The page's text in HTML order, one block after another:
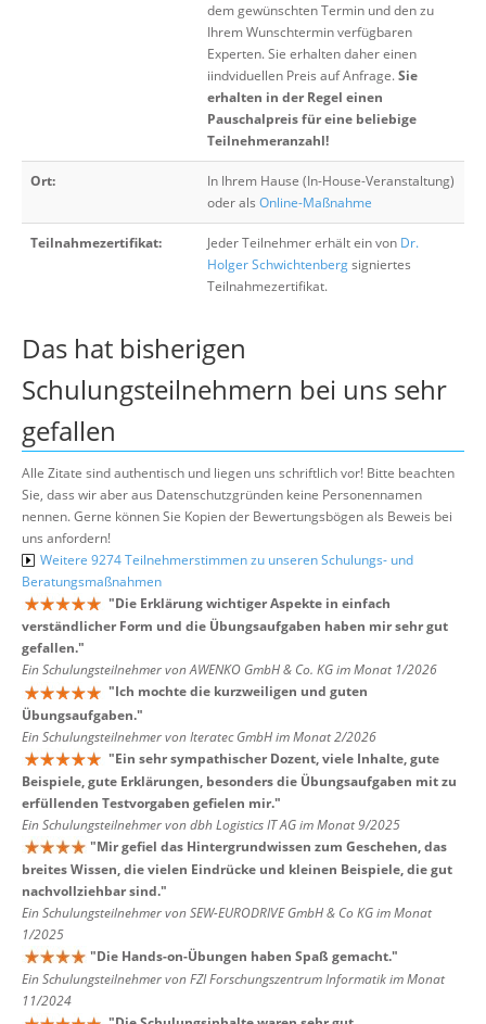
dem gewünschten Termin und den zu
Ihrem Wunschtermin verfügbaren
Experten. Sie erhalten daher einen
iindviduellen Preis auf Anfrage.Sie
erhalten in der Regel einen
Pauschalpreis für eine beliebige
Teilnehmeranzahl!
Ort:
In Ihrem Hause (In-House-Veranstaltung)
oder als Online-Maßnahme
Teilnahmezertifikat: Jeder Teilnehmer erhält ein von Dr.
Holger Schwichtenbergsigniertes
Teilnahmezertifikat.
Das hat bisherigen
Schulungsteilnehmern bei uns sehr
gefallen
Alle Zitate sind authentisch und liegen uns schriftlich vor! Bitte beachten
Sie, dass wir aber aus Datenschutzgründen keine Personennamen
nennen. Gerne können Sie Kopien der Bewertungsbögen als Beweis bei
uns anfordern!
Weitere 9274 Teilnehmerstimmen zu unseren Schulungs- und
Beratungsmaßnahmen
"Die Erklärung wichtiger Aspekte in einfach
verständlicher Form und die Übungsaufgaben haben mir sehr gut
gefallen."
Ein Schulungsteilnehmer von AWENKO GmbH & Co. KG im Monat 1/2026
"Ich mochte die kurzweiligen und guten
Übungsaufgaben."
Ein Schulungsteilnehmer von Iteratec GmbH im Monat 2/2026
"Ein sehr sympathischer Dozent, viele Inhalte, gute
Beispiele, gute Erklärungen, besonders die Übungsaufgaben mit zu
erfüllenden Testvorgaben gefielen mir."
Ein Schulungsteilnehmer von dbh Logistics IT AG im Monat 9/2025
"Mir gefiel das Hintergrundwissen zum Geschehen, das
breites Wissen, die vielen Eindrücke und kleinen Beispiele, die gut
nachvollziehbar sind."
Ein Schulungsteilnehmer von SEW-EURODRIVE GmbH & Co KG im Monat
1/2025
"Die Hands-on-Übungen haben Spaß gemacht."
Ein Schulungsteilnehmer von FZI Forschungszentrum Informatik im Monat
11/2024